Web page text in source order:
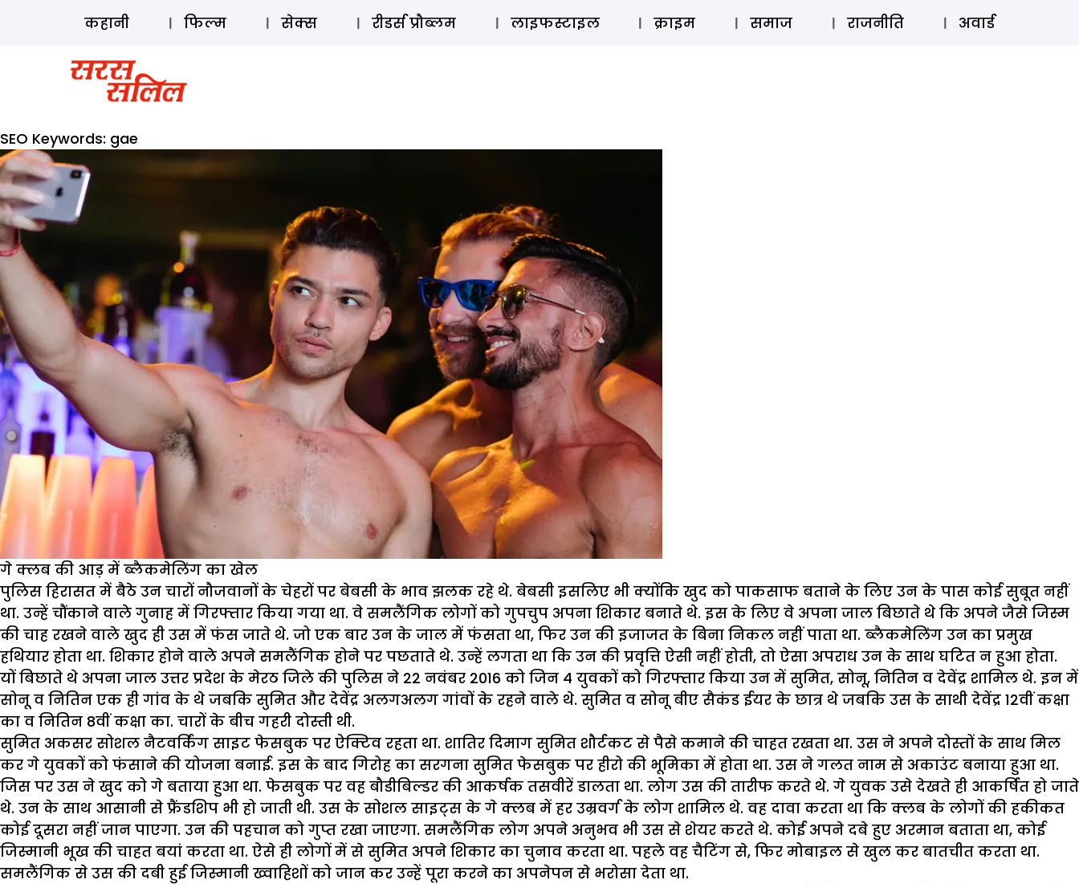
ऑडियो स्टोरी लॉग इन ⚲ SUBSCRIBE
कहानी फिल्म सेक्स रीडर्स प्रौब्लम लाइफस्टाइल क्राइम समाज राजनीति अवार्ड
SEO Keywords: gae
गे क्लब की आड़ में ब्लैकमेलिंग का खेल
पुलिस हिरासत में बैठे उन चारों नौजवानों के चेहरों पर बेबसी के भाव झलक रहे थे. बेबसी इसलिए भी क्योंकि खुद को पाकसाफ बताने के लिए उन के पास कोई सुबूत नहीं
था. उन्हें चौंकाने वाले गुनाह में गिरफ्तार किया गया था. वे समलैंगिक लोगों को गुपचुप अपना शिकार बनाते थे. इस के लिए वे अपना जाल बिछाते थे कि अपने जैसे जिस्म
की चाह रखने वाले खुद ही उस में फंस जाते थे. जो एक बार उन के जाल में फंसता था, फिर उन की इजाजत के बिना निकल नहीं पाता था. ब्लैकमेलिंग उन का प्रमुख
हथियार होता था. शिकार होने वाले अपने समलैंगिक होने पर पछताते थे. उन्हें लगता था कि उन की प्रवृत्ति ऐसी नहीं होती, तो ऐसा अपराध उन के साथ घटित न हुआ होता.
यों बिछाते थे अपना जाल उत्तर प्रदेश के मेरठ जिले की पुलिस ने 22 नवंबर 2016 को जिन 4 युवकों को गिरफ्तार किया उन में सुमित, सोनू, नितिन व देवेंद्र शामिल थे. इन में
सोनू व नितिन एक ही गांव के थे जबकि सुमित और देवेंद्र अलगअलग गांवों के रहने वाले थे. सुमित व सोनू बीए सैकंड ईयर के छात्र थे जबकि उस के साथी देवेंद्र 12वीं कक्षा
का व नितिन 8वीं कक्षा का. चारों के बीच गहरी दोस्ती थी.
सुमित अकसर सोशल नैटवर्किंग साइट फेसबुक पर ऐक्टिव रहता था. शातिर दिमाग सुमित शौर्टकट से पैसे कमाने की चाहत रखता था. उस ने अपने दोस्तों के साथ मिल
कर गे युवकों को फंसाने की योजना बनाई. इस के बाद गिरोह का सरगना सुमित फेसबुक पर हीरो की भूमिका में होता था. उस ने गलत नाम से अकाउंट बनाया हुआ था.
जिस पर उस ने खुद को गे बताया हुआ था. फेसबुक पर वह बौडीबिल्डर की आकर्षक तसवीरें डालता था. लोग उस की तारीफ करते थे. गे युवक उसे देखते ही आकर्षित हो जाते
थे. उन के साथ आसानी से फ्रैंडशिप भी हो जाती थी. उस के सोशल साइट्स के गे क्लब में हर उम्रवर्ग के लोग शामिल थे. वह दावा करता था कि क्लब के लोगों की हकीकत
कोई दूसरा नहीं जान पाएगा. उन की पहचान को गुप्त रखा जाएगा. समलैंगिक लोग अपने अनुभव भी उस से शेयर करते थे. कोई अपने दबे हुए अरमान बताता था, कोई
जिस्मानी भूख की चाहत बयां करता था. ऐसे ही लोगों में से सुमित अपने शिकार का चुनाव करता था. पहले वह चैटिंग से, फिर मोबाइल से खुल कर बातचीत करता था.
समलैंगिक से उस की दबी हुई जिस्मानी ख्वाहिशों को जान कर उन्हें पूरा करने का अपनेपन से भरोसा देता था.